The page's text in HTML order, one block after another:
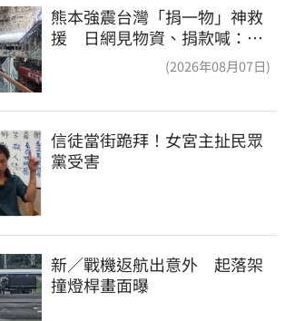
熊本強震台灣「捐一物」神救
援 日網見物資、捐款喊：給
(2026年08月07日)
信徒當街跪拜！女宮主扯民眾
黨受害
新／戰機返航出意外　起落架
撞燈桿畫面曝